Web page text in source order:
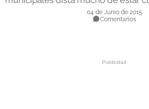
04 de Junio de 2015
Comentarios